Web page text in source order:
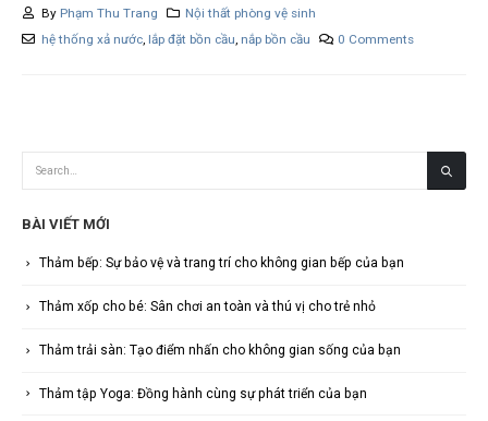
By Phạm Thu Trang
Nội thất phòng vệ sinh
hệ thống xả nước, lắp đặt bồn cầu nắp bồn cầu 0 Comments
BÀI VIẾT MỚI
Thảm bếp: Sự bảo vệ và trang trí cho không gian bếp của bạn
Thảm xốp cho bé: Sân chơi an toàn và thú vị cho trẻ nhỏ
Thảm trải sàn: Tạo điểm nhấn cho không gian sống của bạn
Thảm tập Yoga: Đồng hành cùng sự phát triển của bạn